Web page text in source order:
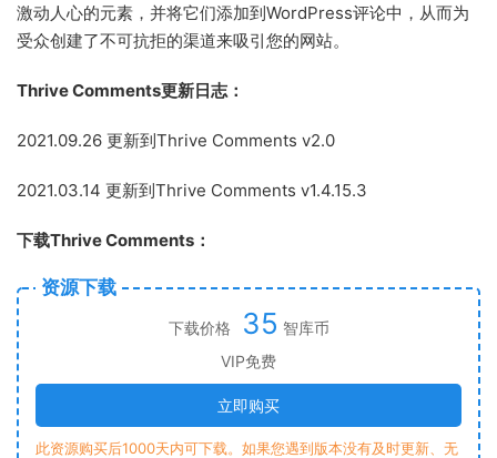
激动人心的元素，并将它们添加到WordPress评论中，从而为
受众创建了不可抗拒的渠道来吸引您的网站。
Thrive Comments更新日志：
2021.09.26 更新到Thrive Comments v2.0
2021.03.14 更新到Thrive Comments v1.4.15.3
下载Thrive Comments：
资源下载
下载价格 35 智库币
VIP免费
立即购买
此资源购买后1000天内可下载。如果您遇到版本没有及时更新、无